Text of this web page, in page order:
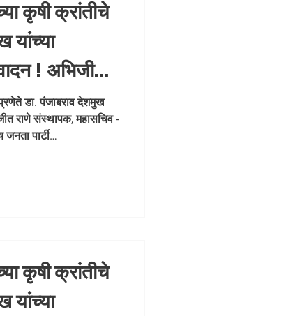
कृषी क्रांतीचे
यांच्या
! अभिजीत
धडक कामगार
प्रणेते डा. पंजाबराव देशमुख
राणे संस्थापक, महासचिव -
पार्टी
कृषी क्रांतीचे
यांच्या